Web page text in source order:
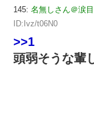
145: 名無しさん＠涙
ID:Ivz/t06N0
>>1
頭弱そうな輩